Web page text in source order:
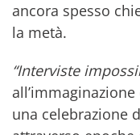
ancora spesso
la metà.
“Interviste
una celebrazione